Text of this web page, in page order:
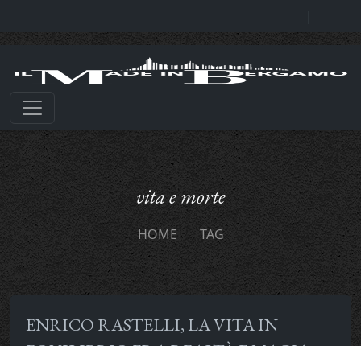
|
vita e morte
HOME TAG
ENRICO RASTELLI, LA VITA IN